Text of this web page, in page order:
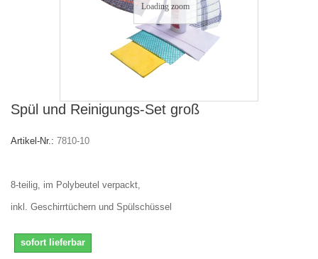
Loading zoom
Spül und Reinigungs-Set groß
Artikel-Nr.: 7810-10
8-teilig, im Polybeutel verpackt,
inkl. Geschirrtüchern und Spülschüssel
sofort lieferbar